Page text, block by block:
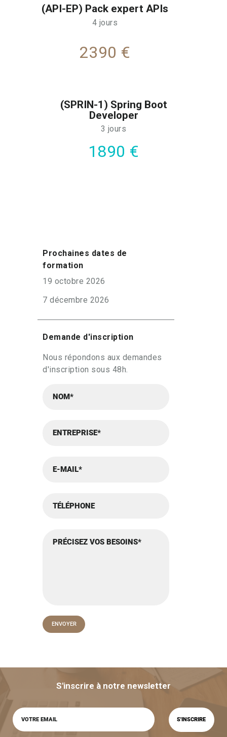
(API-EP) Pack expert APIs
4 jours
2390 €
(SPRIN-1) Spring Boot
Developer
3 jours
1890 €
Prochaines dates de
formation
19 octobre 2026
7 décembre 2026
Demande d'inscription
Nous répondons aux demandes
d'inscription sous 48h.
S'inscrire à notre newsletter